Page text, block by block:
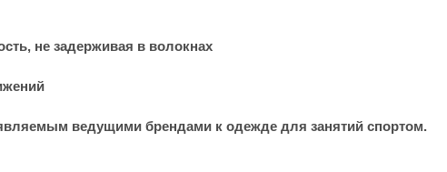
не задерживая в волокнах
ведущими брендами к одежде для занятий спортом.